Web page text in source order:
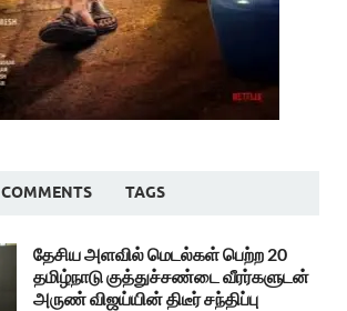
COMMENTS TAGS
தேசிய அளவில் மெடல்கள் பெற்ற 20
தமிழ்நாடு குத்துச்சண்டை வீரர்களுடன்
அருண் விஜய்யின் திடீர் சந்திப்பு